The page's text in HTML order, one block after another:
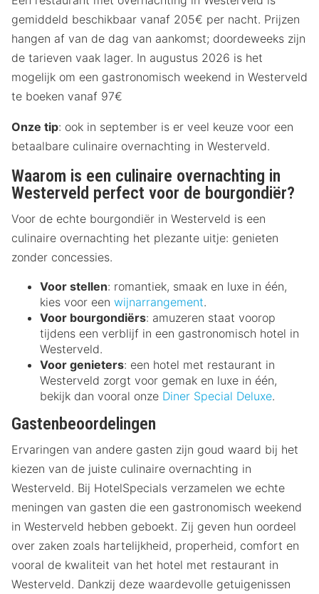
gemiddeld beschikbaar vanaf 205€ per nacht. Prijzen
hangen af van de dag van aankomst; doordeweeks zijn
de tarieven vaak lager. In augustus 2026 is het
mogelijk om een gastronomisch weekend in Westerveld
te boeken vanaf 97€
Onze tip: ook in september is er veel keuze voor een
betaalbare culinaire overnachting in Westerveld.
Waarom is een culinaire overnachting in
Westerveld perfect voor de bourgondiër?
Voor de echte bourgondiër in Westerveld is een
culinaire overnachting het plezante uitje: genieten
zonder concessies.
Voor stellen: romantiek, smaak en luxe in één,
kies voor een wijnarrangement.
Voor bourgondiërs: amuzeren staat voorop
tijdens een verblijf in een gastronomisch hotel in
Westerveld.
Voor genieters: een hotel met restaurant in
Westerveld zorgt voor gemak en luxe in één,
bekijk dan vooral onze Diner Special Deluxe.
Gastenbeoordelingen
Ervaringen van andere gasten zijn goud waard bij het
kiezen van de juiste culinaire overnachting in
Westerveld. Bij HotelSpecials verzamelen we echte
meningen van gasten die een gastronomisch weekend
in Westerveld hebben geboekt. Zij geven hun oordeel
over zaken zoals hartelijkheid, properheid, comfort en
vooral de kwaliteit van het hotel met restaurant in
Westerveld. Dankzij deze waardevolle getuigenissen